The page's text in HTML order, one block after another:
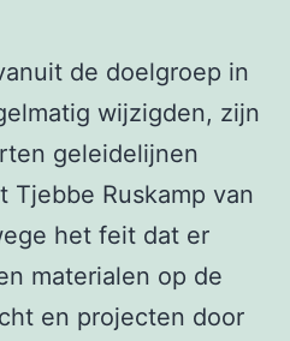
de doelgroep in
wijzigden, zijn
geleidelijnen
Tjebbe Ruskamp van
het feit dat er
materialen op de
en projecten door